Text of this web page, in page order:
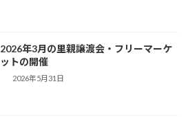
2026年3月の里親譲渡会・フリーマーケ
ットの開催
2026年5月31日